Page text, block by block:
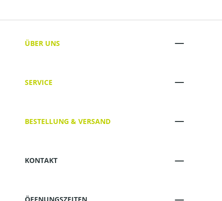
ÜBER UNS
SERVICE
BESTELLUNG & VERSAND
KONTAKT